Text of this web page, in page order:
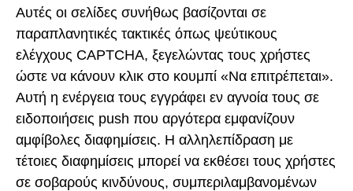
Αυτές οι σελίδες συνήθως βασίζονται σε
παραπλανητικές τακτικές όπως ψεύτικους
ελέγχους CAPTCHA, ξεγελώντας τους χρήστες
ώστε να κάνουν κλικ στο κουμπί «Να επιτρέπεται».
Αυτή η ενέργεια τους εγγράφει εν αγνοία τους σε
ειδοποιήσεις push που αργότερα εμφανίζουν
αμφίβολες διαφημίσεις. Η αλληλεπίδραση με
τέτοιες διαφημίσεις μπορεί να εκθέσει τους χρήστες
σε σοβαρούς κινδύνους, συμπεριλαμβανομένων